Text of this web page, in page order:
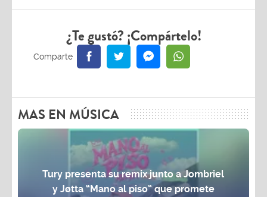
¿Te gustó? ¡Compártelo!
MAS EN MÚSICA
Tury presenta su remix junto a Jombriel
y Jøtta “Mano al piso” que promete